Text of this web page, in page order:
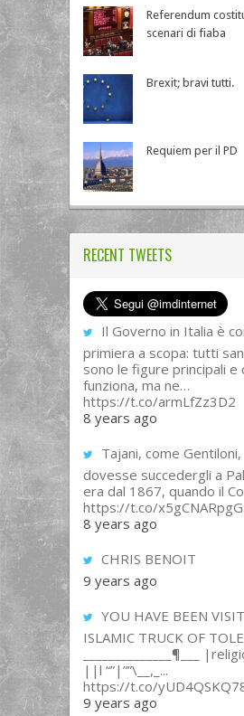
Referendum
scenari di fiaba
Brexit; bravi tutti.
Requiem per il PD
RECENT TWEETS
Il Governo in Italia è
primiera a scopa: tutti
sono le figure principali e
funziona, ma ne…
https://t.co/armLfZz3D2
8 years ago
Tajani, come
dovesse succedergli a
era dal 1867, quando il
https://t.co/x5gCNARpgG
8 years ago
CHRIS BENOIT
9 years ago
YOU HAVE BEEN
ISLAMIC TRUCK OF
______________¶___
||l “”|””\__,_...
https://t.co/
9 years ago